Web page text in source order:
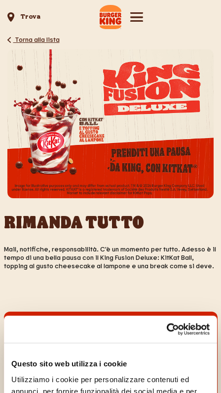
Questo sito web utilizza i cookie
Utilizziamo i cookie per personalizzare contenuti ed
annunci, per fornire funzionalità dei social media e per
Trova
Torna alla lista
RIMANDA TUTTO
Mail, notifiche, responsabilità. C'è un momento per tutto. Adesso è il
tempo di una bella pausa con il King Fusion Deluxe: KitKat Ball,
topping al gusto cheesecake al lampone e una break come si deve.